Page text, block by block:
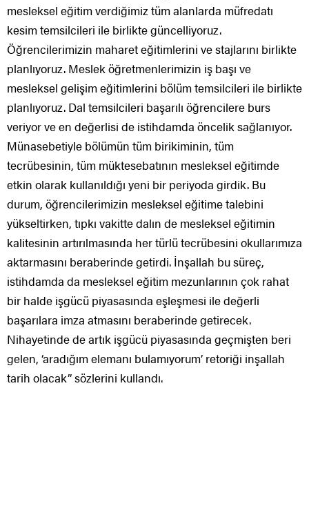
mesleksel eğitim verdiğimiz tüm alanlarda müfredatı
kesim temsilcileri ile birlikte güncelliyoruz.
Öğrencilerimizin maharet eğitimlerini ve stajlarını birlikte
planlıyoruz. Meslek öğretmenlerimizin iş başı ve
mesleksel gelişim eğitimlerini bölüm temsilcileri ile birlikte
planlıyoruz. Dal temsilcileri başarılı öğrencilere burs
veriyor ve en değerlisi de istihdamda öncelik sağlanıyor.
Münasebetiyle bölümün tüm birikiminin, tüm
tecrübesinin, tüm müktesebatının mesleksel eğitimde
etkin olarak kullanıldığı yeni bir periyoda girdik. Bu
durum, öğrencilerimizin mesleksel eğitime talebini
yükseltirken, tıpkı vakitte dalın de mesleksel eğitimin
kalitesinin artırılmasında her türlü tecrübesini okullarımıza
aktarmasını beraberinde getirdi. İnşallah bu süreç,
istihdamda da mesleksel eğitim mezunlarının çok rahat
bir halde işgücü piyasasında eşleşmesi ile değerli
başarılara imza atmasını beraberinde getirecek.
Nihayetinde de artık işgücü piyasasında geçmişten beri
gelen, ‘aradığım elemanı bulamıyorum’ retoriği inşallah
tarih olacak” sözlerini kullandı.